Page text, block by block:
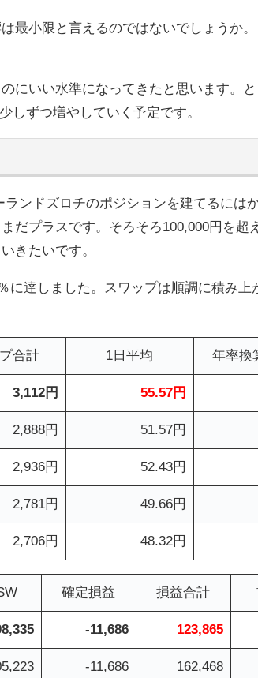
最小限と言えるのではないでしょうか。
にいい水準になってきたと思います。
しずつ増やしていく予定です。
ンドズロチのポジションを建てるには
だプラスです。そろそろ100,000円を超
きたいです。
に達しました。スワップは順調に積み上
合計 1日平均 年率換
3,112円 55.57円
2,888円 51.57円
2,936円 52.43円
2,781円 49.66円
2,706円 48.32円
確定損益 損益合計
-11,686 123,865
-11,686 162,468